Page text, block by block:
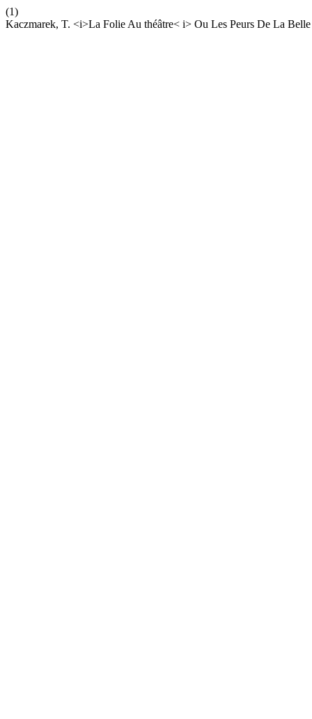
(1)
Kaczmarek, T. <i>La Folie Au théâtre< i> Ou Les Peurs De La